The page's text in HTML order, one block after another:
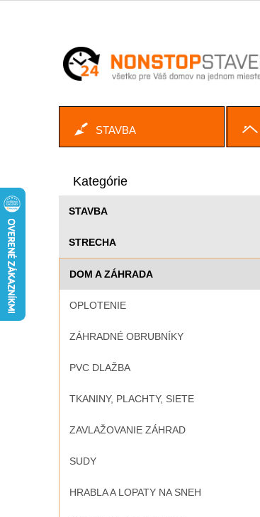
STAVBA
n
l
kategórie
Kategórie
STAVBA
STRECHA
DOM A ZÁHRADA
OPLOTENIE
ZÁHRADNÉ OBRUBNÍKY
PVC DLAŽBA
TKANINY, PLACHTY, SIETE
ZAVLAŽOVANIE ZÁHRAD
SUDY
HRABLA A LOPATY NA SNEH